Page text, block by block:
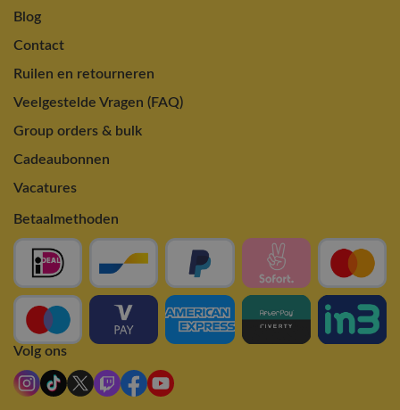
Blog
Contact
Ruilen en retourneren
Veelgestelde Vragen (FAQ)
Group orders & bulk
Cadeaubonnen
Vacatures
Betaalmethoden
Volg ons